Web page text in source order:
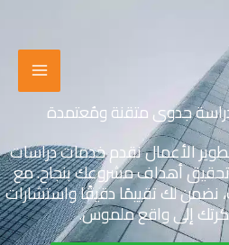
جدوى متقنة ومُعتمدة
الأعمال نقدم خدمات دراسات
أهداف مشروعك بنجاح. مع
لك تقييمًا دقيقًا واستشارات
إلى واقع ملموس.